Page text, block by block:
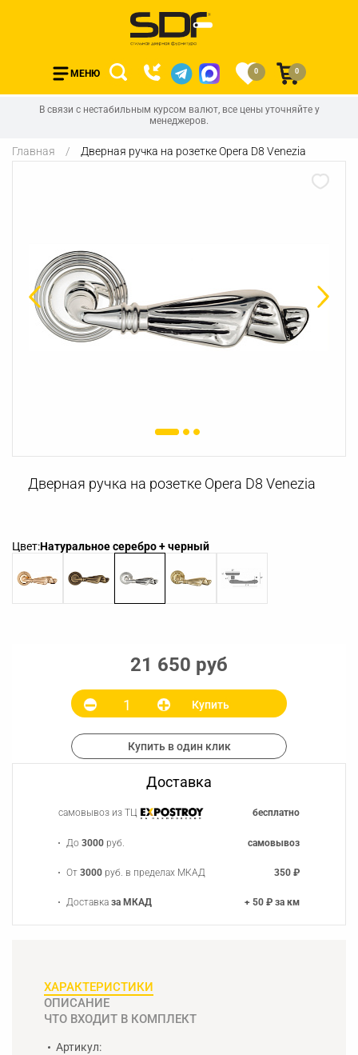
МЕНЮ 0 0
В связи с нестабильным курсом валют, все цены уточняйте у
менеджеров.
Главная Дверная ручка на розетке Opera D8 Venezia
Дверная ручка на розетке Opera D8 Venezia
Цвет:Натуральное серебро + черный
21 650 руб
Купить
Купить в один клик
Доставка
самовывоз из ТЦ бесплатно
До3000 руб. самовывоз
От3000 руб. в пределах МКАД 350 ₽
Доставказа МКАД + 50 ₽ за км
ХАРАКТЕРИСТИКИ
ОПИСАНИЕ
ЧТО ВХОДИТ В КОМПЛЕКТ
Артикул: